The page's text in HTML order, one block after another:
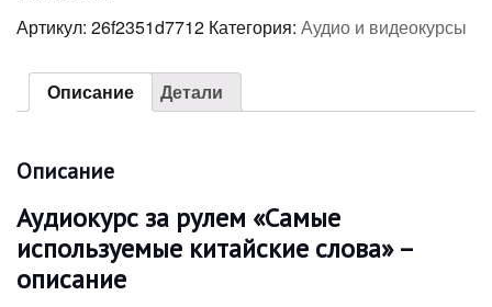
Артикул: 26f2351d7712 Категория: Аудио и видеокурсы
Описание Детали
Описание
Аудиокурс за рулем «Самые
используемые китайские слова» –
описание